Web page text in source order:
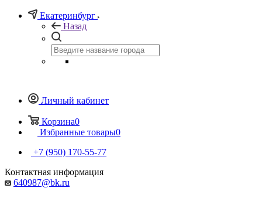
Екатеринбург
Назад
Личный кабинет
Корзина0
Избранные товары0
+7 (950) 170-55-77
Контактная информация
640987@bk.ru